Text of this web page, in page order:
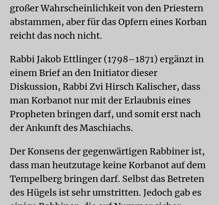
großer Wahrscheinlichkeit von den Priestern
abstammen, aber für das Opfern eines Korban
reicht das noch nicht.
Rabbi Jakob Ettlinger (1798–1871) ergänzt in
einem Brief an den Initiator dieser
Diskussion, Rabbi Zvi Hirsch Kalischer, dass
man Korbanot nur mit der Erlaubnis eines
Propheten bringen darf, und somit erst nach
der Ankunft des Maschiachs.
Der Konsens der gegenwärtigen Rabbiner ist,
dass man heutzutage keine Korbanot auf dem
Tempelberg bringen darf. Selbst das Betreten
des Hügels ist sehr umstritten. Jedoch gab es